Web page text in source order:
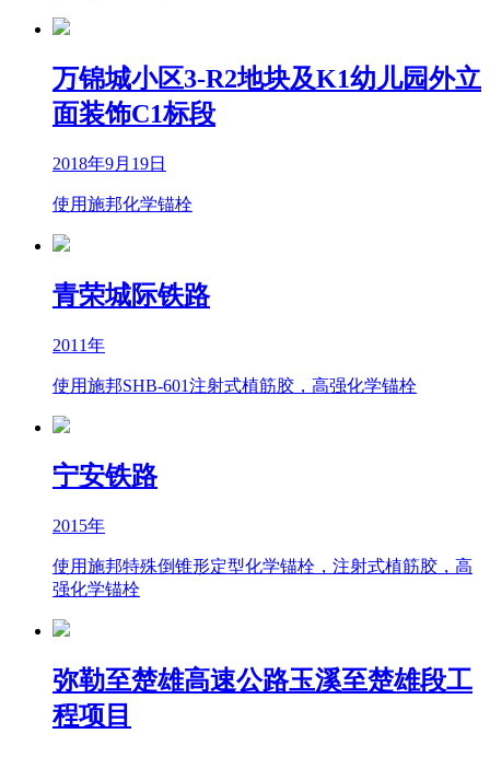
万锦城小区3-R2地块及K1幼儿园外立
面装饰C1标段
2018年9月19日
使用施邦化学锚栓
青荣城际铁路
2011年
使用施邦SHB-601注射式植筋胶，高强化学锚栓
宁安铁路
2015年
使用施邦特殊倒锥形定型化学锚栓，注射式植筋胶，高
强化学锚栓
弥勒至楚雄高速公路玉溪至楚雄段工
程项目